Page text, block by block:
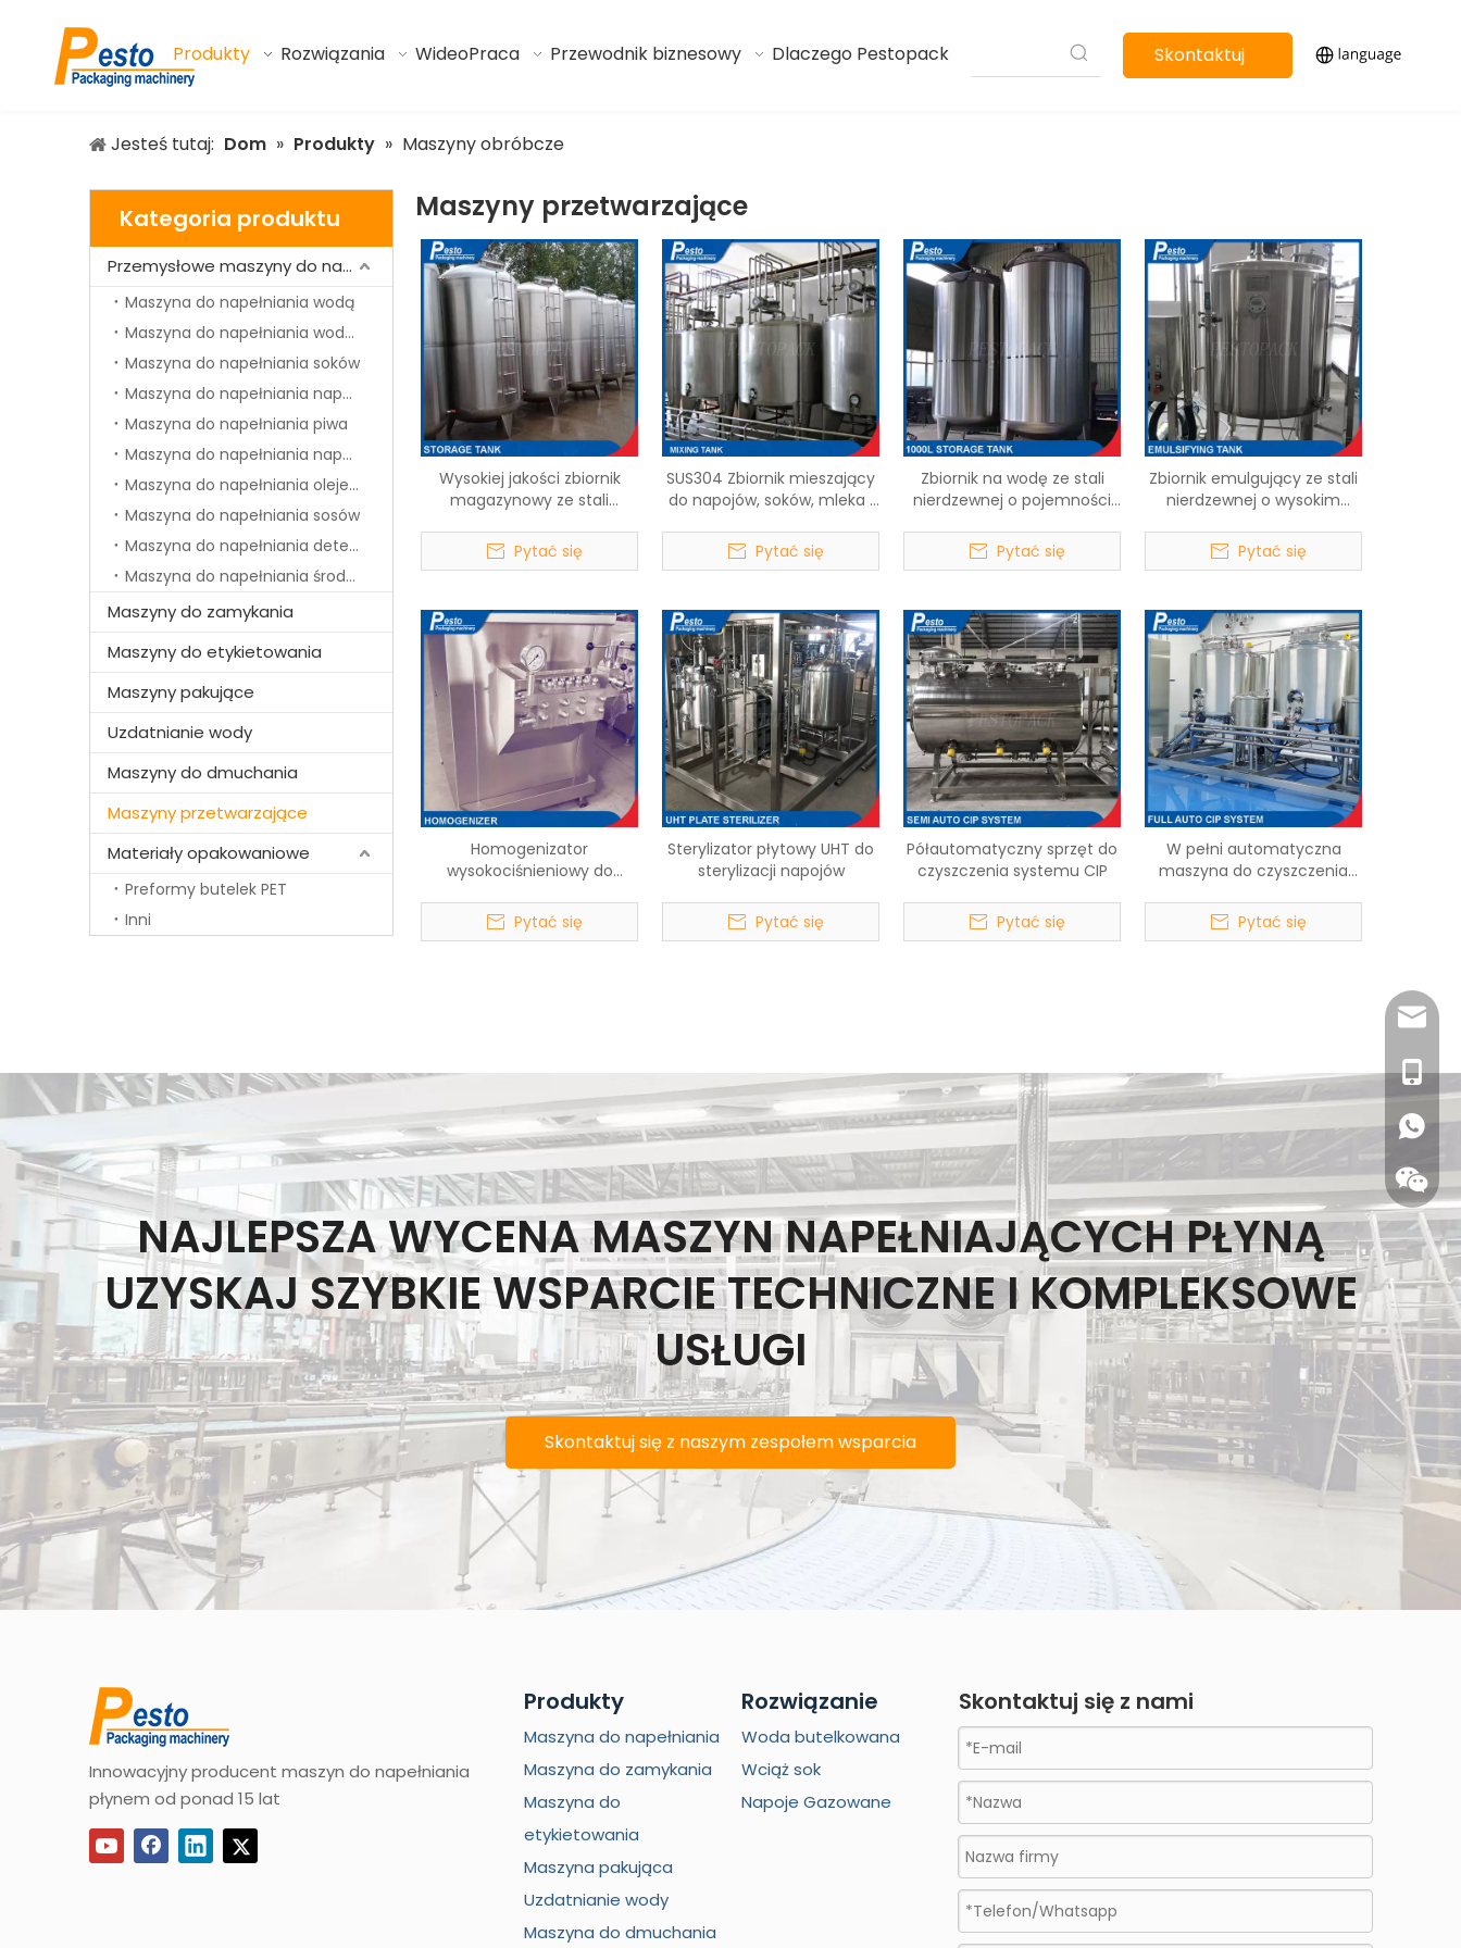
Produkty Rozwiązania WideoPraca Przewodnik biznesowy Dlaczego Pestopack
Skontaktuj
Jesteś tutaj: Dom » Produkty » Maszyny obróbcze
Kategoria produktu
Przemysłowe maszyny do napełniania płynów
Maszyna do napełniania wodą
Maszyna do napełniania wodą o pojemności 5 galonów
Maszyna do napełniania soków
Maszyna do napełniania napojów gazowanych
Maszyna do napełniania piwa
Maszyna do napełniania napojów
Maszyna do napełniania olejem
Maszyna do napełniania sosów
Maszyna do napełniania detergentów
Maszyna do napełniania środków chemicznych
Maszyny do zamykania
Maszyny do etykietowania
Maszyny pakujące
Uzdatnianie wody
Maszyny do dmuchania
Maszyny przetwarzające
Materiały opakowaniowe
Preformy butelek PET
Inni
Maszyny przetwarzające
Wysokiej jakości zbiornik
magazynowy ze stali
do kontaktu z żywnością
Pytać się
SUS304 Zbiornik mieszający
do napojów, soków, mleka i
Pytać się
Zbiornik na wodę ze stali
nierdzewnej o pojemności
Pytać się
Zbiornik emulgujący ze stali
nierdzewnej o wysokim
Pytać się
Homogenizator
wysokociśnieniowy do
Pytać się
Sterylizator płytowy UHT do
sterylizacji napojów
Pytać się
Półautomatyczny sprzęt do
czyszczenia systemu CIP
Pytać się
W pełni automatyczna
maszyna do czyszczenia
Pytać się
NAJLEPSZA WYCENA MASZYN NAPEŁNIAJĄCYCH PŁYNĄ
UZYSKAJ SZYBKIE WSPARCIE TECHNICZNE I KOMPLEKSOWE
USŁUGI
Skontaktuj się z naszym zespołem wsparcia
Innowacyjny producent maszyn do napełniania
płynem od ponad 15 lat
Wechat
Produkty
Maszyna do napełniania
Maszyna do zamykania
Maszyna do
etykietowania
Maszyna pakująca
Uzdatnianie wody
Maszyna do dmuchania
Rozwiązanie
Woda butelkowana
Wciąż sok
Napoje Gazowane
Skontaktuj się z nami